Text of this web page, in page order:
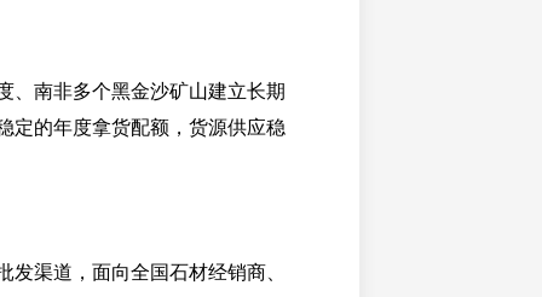
、南非多个黑金沙矿山建立长期
定的年度拿货配额，货源供应稳
发渠道，面向全国石材经销商、